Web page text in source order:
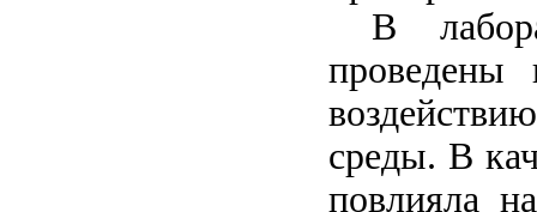
В
среды. В
повлияла